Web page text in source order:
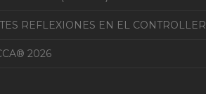
REFLEXIONES EN EL
2026